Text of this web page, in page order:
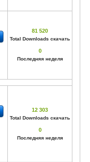
81 520
Total Downloads скачать
0
Последняя неделя
12 303
Total Downloads скачать
0
Последняя неделя